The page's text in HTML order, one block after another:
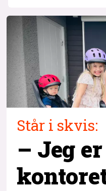
Står i skvis:
– Jeg